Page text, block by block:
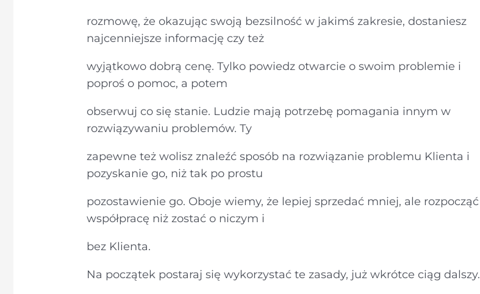
rozmowę, że okazując swoją bezsilność w jakimś zakresie, dostaniesz
najcenniejsze informację czy też
wyjątkowo dobrą cenę. Tylko powiedz otwarcie o swoim problemie i
poproś o pomoc, a potem
obserwuj co się stanie. Ludzie mają potrzebę pomagania innym w
rozwiązywaniu problemów. Ty
zapewne też wolisz znaleźć sposób na rozwiązanie problemu Klienta i
pozyskanie go, niż tak po prostu
pozostawienie go. Oboje wiemy, że lepiej sprzedać mniej, ale rozpocząć
współpracę niż zostać o niczym i
bez Klienta.
Na początek postaraj się wykorzystać te zasady, już wkrótce ciąg dalszy.